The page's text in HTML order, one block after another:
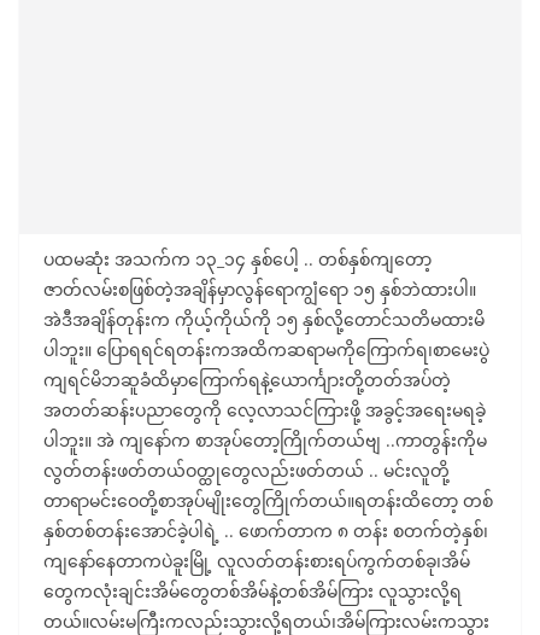
ပထမဆုံး အသက်က ၁၃_၁၄ နှစ်ပေါ့ .. တစ်နှစ်ကျတော့
ဇာတ်လမ်းစဖြစ်တဲ့အချိန်မှာလွန်ရောကျွံရော ၁၅ နှစ်ဘဲထားပါ။
အဲဒီအချိန်တုန်းက ကိုယ့်ကိုယ်ကို ၁၅ နှစ်လို့တောင်သတိမထားမိ
ပါဘူး။ ပြောရရင်ရတန်းကအထိကဆရာမကိုကြောက်ရ၊စာမေးပွဲ
ကျရင်မိဘဆူခံထိမှာကြောက်ရနဲ့ယောင်္ကျားတို့တတ်အပ်တဲ့
အတတ်ဆန်းပညာတွေကို လေ့လာသင်ကြားဖို့ အခွင့်အရေးမရခဲ့
ပါဘူး။ အဲ ကျနော်က စာအုပ်တော့ကြိုက်တယ်ဗျ ..ကာတွန်းကိုမ
လွတ်တန်းဖတ်တယ်ဝတ္ထုတွေလည်းဖတ်တယ် .. မင်းလူတို့
တာရာမင်းဝေတို့စာအုပ်မျိုးတွေကြိုက်တယ်။ရတန်းထိတော့ တစ်
နှစ်တစ်တန်းအောင်ခဲ့ပါရဲ့ .. ဖောက်တာက ၈ တန်း စတက်တဲ့နှစ်၊
ကျနော်နေတာကပဲခူးမြို့ လူလတ်တန်းစားရပ်ကွက်တစ်ခု၊အိမ်
တွေကလုံးချင်းအိမ်တွေတစ်အိမ်နဲ့တစ်အိမ်ကြား လူသွားလို့ရ
တယ်။လမ်းမကြီးကလည်းသွားလို့ရတယ်၊အိမ်ကြားလမ်းကသွား